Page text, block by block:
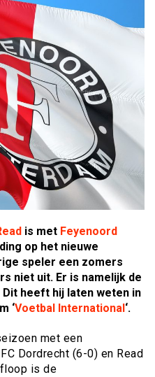
is met Feyenoord
op het nieuwe
speler een zomers
niet uit. Er is namelijk de
heeft hij laten weten in
‘Voetbal International‘.
met een
Dordrecht (6-0) en Read
is de